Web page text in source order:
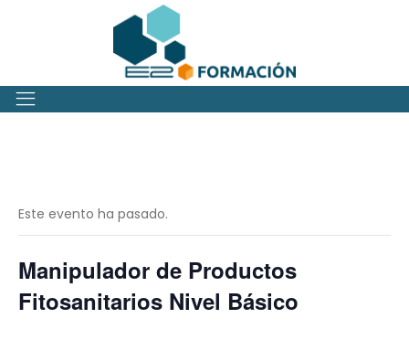
Este evento ha pasado.
Manipulador de Productos
Fitosanitarios Nivel Básico